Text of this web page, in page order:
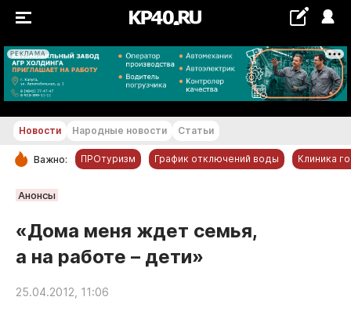
РЕКЛАМА
+22...+23 °С
РУБРИКИ
Новости компаний
Статьи
Народные новости
Новости Народные новости Статьи
Важно: ПРОтуризм График отключений воды Клиника
Анонсы
«Дома меня ждет семья,
а на работе – дети»
25.04.2012, 11:06